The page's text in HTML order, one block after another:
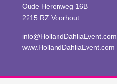
Oude Herenweg 16B
2215 RZ Voorhout
info@HollandDahliaEvent.com
www.HollandDahliaEvent.com